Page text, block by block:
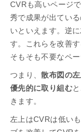
CVRも高いページ
秀で成果が出てい
いといえます。逆
す。これらを改善
そもそも不要なペ
つまり、散布図の
優先的に取り組む
きます。
左上はCVRは低い